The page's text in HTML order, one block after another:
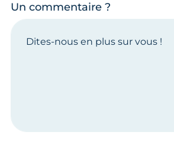
Un commentaire ?